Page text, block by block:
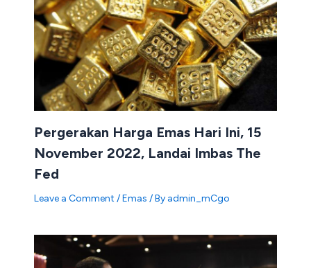
Pergerakan Harga Emas Hari Ini, 15
November 2022, Landai Imbas The
Fed
Leave a Comment /Emas / By admin_mCgo